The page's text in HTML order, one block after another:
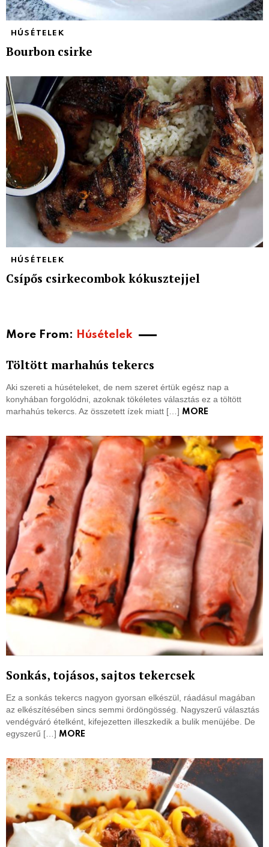
HÚSÉTELEK
Bourbon csirke
HÚSÉTELEK
Csípős csirkecombok kókusztejjel
More From: Húsételek
Töltött marhahús tekercs
Aki szereti a húsételeket, de nem szeret értük egész nap a
konyhában forgolódni, azoknak tökéletes választás ez a töltött
marhahús tekercs. Az összetett ízek miatt […] MORE
Sonkás, tojásos, sajtos tekercsek
Ez a sonkás tekercs nagyon gyorsan elkészül, ráadásul magában
az elkészítésében sincs semmi ördöngösség. Nagyszerű választás
vendégváró ételként, kifejezetten illeszkedik a bulik menüjébe. De
egyszerű […] MORE